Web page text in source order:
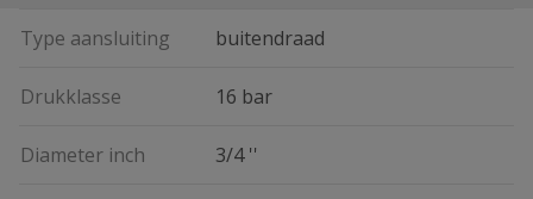
Type aansluiting buitendraad
Drukklasse 16 bar
Diameter inch 3/4 ''